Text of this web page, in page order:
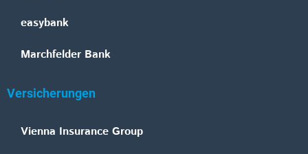
easybank
Marchfelder Bank
Versicherungen
Vienna Insurance Group